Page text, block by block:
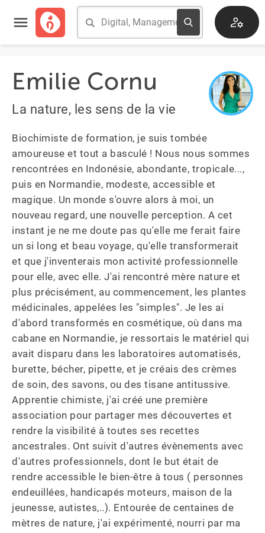
Emilie Cornu
La nature, les sens de la vie
Biochimiste de formation, je suis tombée
amoureuse et tout a basculé ! Nous nous sommes
rencontrées en Indonésie, abondante, tropicale...,
puis en Normandie, modeste, accessible et
magique. Un monde s'ouvre alors à moi, un
nouveau regard, une nouvelle perception. A cet
instant je ne me doute pas qu'elle me ferait faire
un si long et beau voyage, qu'elle transformerait
et que j'inventerais mon activité professionnelle
pour elle, avec elle. J'ai rencontré mère nature et
plus précisément, au commencement, les plantes
médicinales, appelées les "simples". Je les ai
d'abord transformés en cosmétique, où dans ma
cabane en Normandie, je ressortais le matériel qui
avait disparu dans les laboratoires automatisés,
burette, bécher, pipette, et je créais des crèmes
de soin, des savons, ou des tisane antitussive.
Apprentie chimiste, j'ai créé une première
association pour partager mes découvertes et
rendre la visibilité à toutes ses recettes
ancestrales. Ont suivit d'autres évènements avec
d'autres professionnels, dont le but était de
rendre accessible le bien-être à tous ( personnes
endeuillées, handicapés moteurs, maison de la
jeunesse, autistes,..). Entourée de centaines de
mètres de nature, j'ai expérimenté, nourri par ma